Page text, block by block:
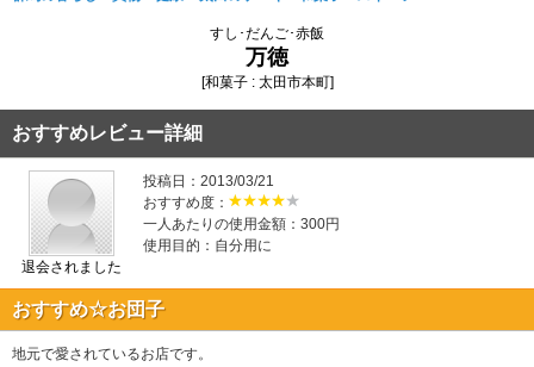
すし･だんご･赤飯
万徳
[和菓子 : 太田市本町]
おすすめレビュー詳細
退会されました
投稿日：2013/03/21
おすすめ度：
一人あたりの使用金額：300円
使用目的：自分用に
おすすめ☆お団子
地元で愛されているお店です。